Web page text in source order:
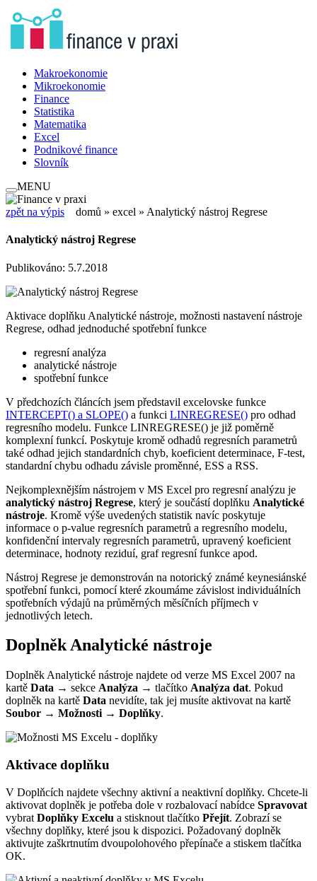
Makroekonomie
Mikroekonomie
Finance
Statistika
Matematika
Excel
Podnikové finance
Slovník
MENU
zpět na výpis domů » excel » Analytický nástroj Regrese
Analytický nástroj Regrese
Publikováno: 5.7.2018
Aktivace doplňku Analytické nástroje, možnosti nastavení nástroje
Regrese, odhad jednoduché spotřební funkce
regresní analýza
analytické nástroje
spotřební funkce
V předchozích článcích jsem představil excelovske funkce
INTERCEPT() a SLOPE() a funkci LINREGRESE() pro odhad
regresního modelu. Funkce LINREGRESE() je již poměrně
komplexní funkcí. Poskytuje kromě odhadů regresních parametrů
také odhad jejich standardních chyb, koeficient determinace, F-test,
standardní chybu odhadu závisle proměnné, ESS a RSS.
Nejkomplexnějším nástrojem v MS Excel pro regresní analýzu je
analytický nástroj Regrese, který je součástí doplňku Analytické
nástroje. Kromě výše uvedených statistik navíc poskytuje
informace o p-value regresních parametrů a regresního modelu,
konfidenční intervaly regresních parametrů, upravený koeficient
determinace, hodnoty reziduí, graf regresní funkce apod.
Nástroj Regrese je demonstrován na notorický známé keynesiánské
spotřební funkci, pomocí které zkoumáme závislost individuálních
spotřebních výdajů na průměrných měsíčních příjmech v
jednotlivých letech.
Doplněk Analytické nástroje
Doplněk Analytické nástroje najdete od verze MS Excel 2007 na
kartě Data → sekce Analýza → tlačítko Analýza dat. Pokud
doplněk na kartě Data nevidíte, tak jej musíte aktivovat na kartě
Soubor → Možnosti → Doplňky.
Aktivace doplňku
V Doplňcích najdete všechny aktivní a neaktivní doplňky. Chcete-li
aktivovat doplněk je potřeba dole v rozbalovací nabídce Spravovat
vybrat Doplňky Excelu a stisknout tlačítko Přejít. Zobrazí se
všechny doplňky, které jsou k dispozici. Požadovaný doplněk
aktivujte zaškrtnutím dvoupolohového přepínače a stiskem tlačítka
OK.